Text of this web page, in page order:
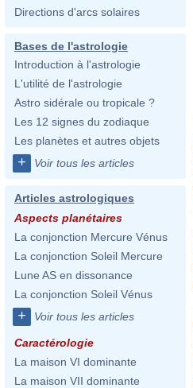
Directions d'arcs solaires
Bases de l'astrologie
Introduction à l'astrologie
L'utilité de l'astrologie
Astro sidérale ou tropicale ?
Les 12 signes du zodiaque
Les planètes et autres objets
+ Voir tous les articles
Articles astrologiques
Aspects planétaires
La conjonction Mercure Vénus
La conjonction Soleil Mercure
Lune AS en dissonance
La conjonction Soleil Vénus
+ Voir tous les articles
Caractérologie
La maison VI dominante
La maison VII dominante